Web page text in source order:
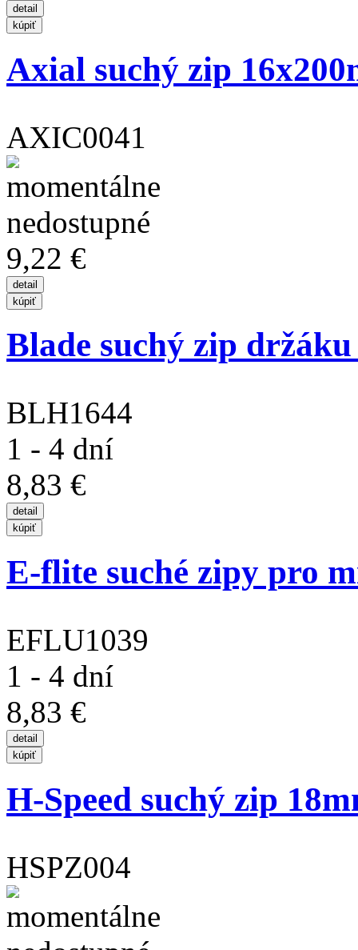
Axial suchý zip
AXIC0041
9,22 €
Blade suchý zip
BLH1644
1 - 4 dní
8,83 €
E-flite suché zipy pro
EFLU1039
1 - 4 dní
8,83 €
H-Speed suchý zip
HSPZ004